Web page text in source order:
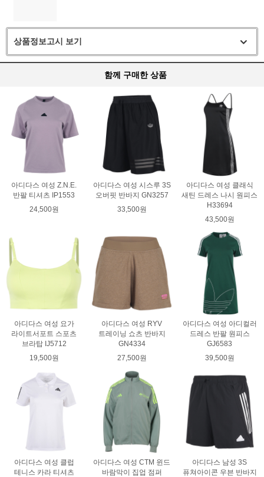
상품정보고시 보기
함께 구매한 상품
아디다스 여성 Z.N.E.
반팔 티셔츠 IP1553
24,500원
아디다스 여성 시스루 3S
오버핏 반바지 GN3257
33,500원
아디다스 여성 클래식
새틴 드레스 나시 원피스
H33694
43,500원
아디다스 여성 요가
라이트서포트 스포츠
브라탑 IJ5712
19,500원
아디다스 여성 RYV
트레이닝 쇼츠 반바지
GN4334
27,500원
아디다스 여성 아디컬러
드레스 반팔 원피스
GJ6583
39,500원
아디다스 여성 클럽
테니스 카라 티셔츠
아디다스 여성 CTM 윈드
바람막이 집업 점퍼
아디다스 남성 3S
퓨쳐아이콘 우븐 반바지